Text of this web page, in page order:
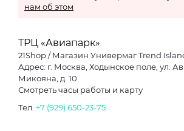
нам об этом
ТРЦ «Авиапарк»
21Shop / Магазин Универмаг Trend
Адрес: г. Москва, Ходынское поле, ул.
Микояна, д. 10
Смотреть часы работы и карту
Тел. +7 (929) 650-23-75